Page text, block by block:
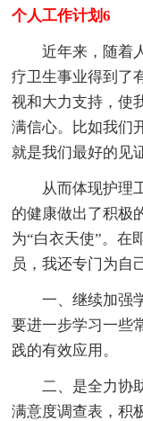
个人工作计划6
近年来，随着
疗卫生事业得到了
视和大力支持，使
满信心。比如我们
就是我们最好的见
从而体现护理
的健康做出了积极
为“白衣天使”。在
员，我还专门为自
一、继续加强
要进一步学习一些
践的有效应用。
二、是全力协
满意度调查表，积